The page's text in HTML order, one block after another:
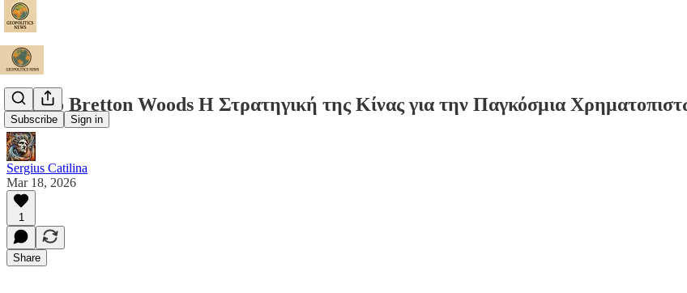
Subscribe Sign in
Το Νέο Bretton Woods Η Στρατηγική της Κίνας για την Παγκόσμια
Sergius Catilina
Mar 18, 2026
1
Share